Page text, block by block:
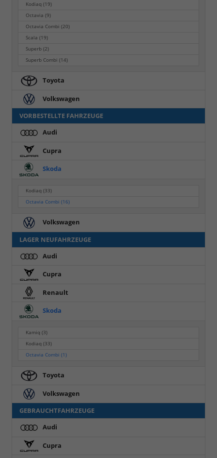
Kodiaq(19)
Octavia(9)
Octavia Combi(20)
Scala(19)
Superb(2)
Superb Combi(14)
Toyota
Volkswagen
VORBESTELLTE FAHRZEUGE
Audi
Cupra
Skoda
Kodiaq(33)
Octavia Combi(16)
Volkswagen
LAGER NEUFAHRZEUGE
Audi
Cupra
Renault
Skoda
Kamiq(3)
Kodiaq(33)
Octavia Combi(1)
Toyota
Volkswagen
GEBRAUCHTFAHRZEUGE
Audi
Cupra